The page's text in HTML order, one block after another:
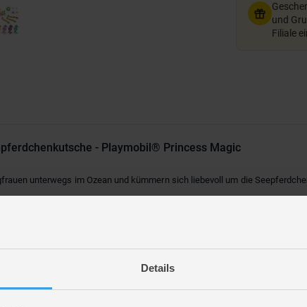
Details
und
Filiale
- Playmobil® Princess Magic
unterwegs im Ozean und kümmern sich liebevoll um die
Spielset Meeresbewohner mit Seepferdchenkutsche.
den Ozean. Was sie heute wohl alles erleben werden? Die Princess
und Tiere animieren Kinder ab 4 Jahren zu immer wieder neuen
weitere Accessoires. Mit den Saugnäpfen können die Dekomuscheln
1 Unterwasserkutsche, 1 Zaun, 1 Futterraufe, 1 Dreizack, 1